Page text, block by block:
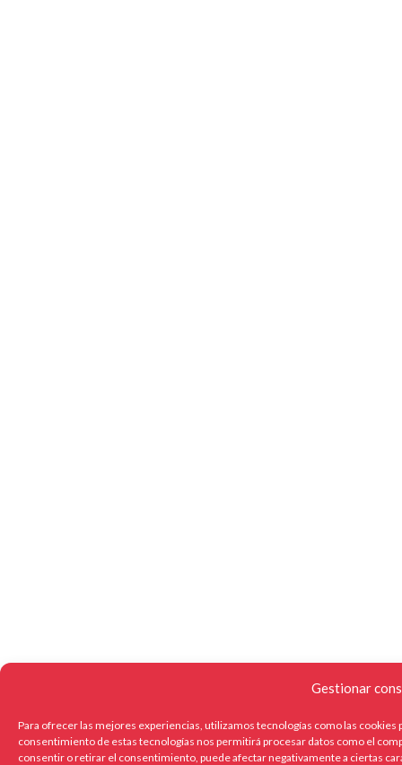
Gestionar
Para ofrecer las mejores experiencias, utilizamos tecnologías como las cookies
consentimiento de estas tecnologías nos permitirá procesar datos como el
consentir o retirar el consentimiento, puede afectar negativamente a ciertas